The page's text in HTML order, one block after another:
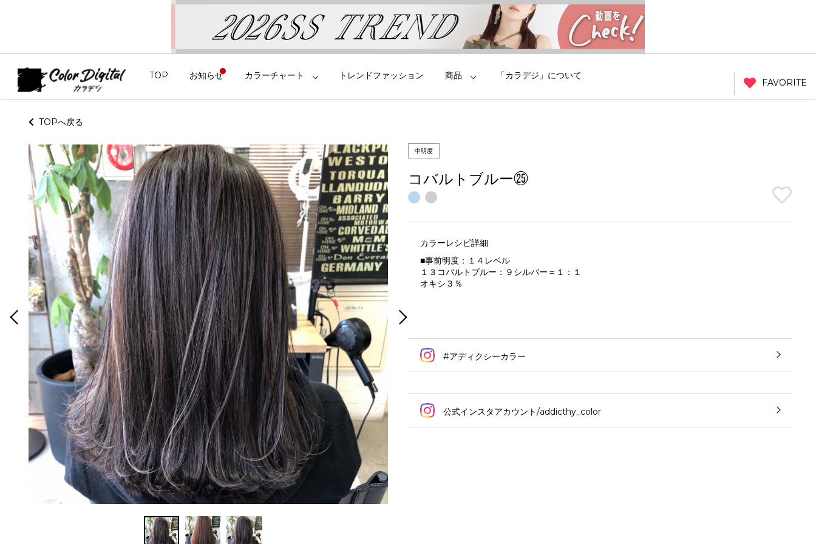
TOP お知らせ カラーチャート トレンドファッション 商品 「カラデジ」について
FAVORITE
TOPへ戻る
中明度
コバルトブルー㉕
カラーレシピ詳細
■事前明度：１４レベル
１３コバルトブルー：９シルバー＝１：１
オキシ３％
#アディクシーカラー
公式インスタアカウント/addicthy_color